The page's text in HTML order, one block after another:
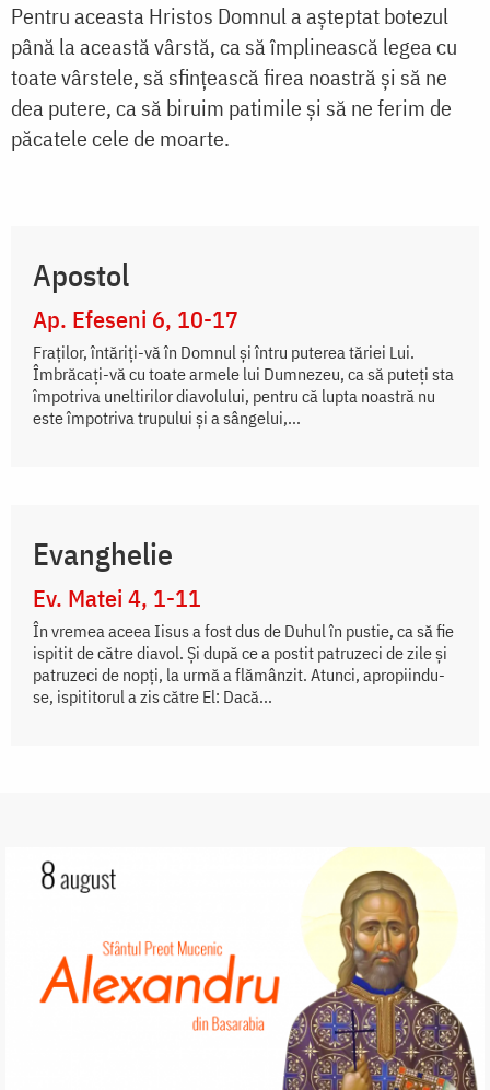
Pentru aceasta Hristos Domnul a așteptat botezul
până la această vârstă, ca să împlinească legea cu
toate vârstele, să sfințească firea noastră și să ne
dea putere, ca să biruim patimile și să ne ferim de
păcatele cele de moarte.
Apostol
Ap. Efeseni 6, 10-17
Fraților, întăriți-vă în Domnul și întru puterea tăriei Lui.
Îmbrăcați-vă cu toate armele lui Dumnezeu, ca să puteți sta
împotriva uneltirilor diavolului, pentru că lupta noastră nu
este împotriva trupului și a sângelui,...
Evanghelie
Ev. Matei 4, 1-11
În vremea aceea Iisus a fost dus de Duhul în pustie, ca să fie
ispitit de către diavol. Şi după ce a postit patruzeci de zile şi
patruzeci de nopţi, la urmă a flămânzit. Atunci, apropiindu-
se, ispititorul a zis către El: Dacă...